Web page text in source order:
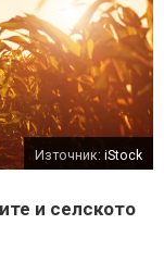
Източник: iStock
и селското